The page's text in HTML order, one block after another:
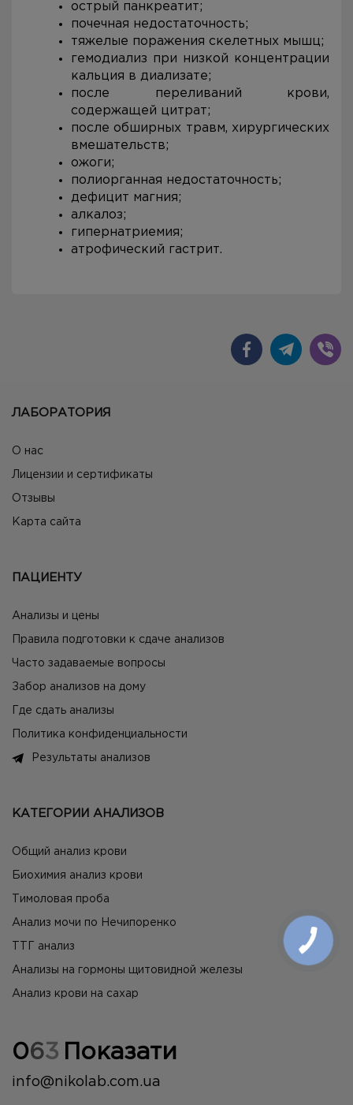
острый панкреатит;
почечная недостаточность;
тяжелые поражения скелетных мышц;
гемодиализ при низкой концентрации
кальция в диализате;
после переливаний крови,
содержащей цитрат;
после обширных травм, хирургических
вмешательств;
ожоги;
полиорганная недостаточность;
дефицит магния;
алкалоз;
гипернатриемия;
атрофический гастрит.
ЛАБОРАТОРИЯ
О нас
Лицензии и сертификаты
Отзывы
Карта сайта
ПАЦИЕНТУ
Анализы и цены
Правила подготовки к сдаче анализов
Часто задаваемые вопросы
Забор анализов на дому
Где сдать анализы
Политика конфиденциальности
Результаты анализов
КАТЕГОРИИ АНАЛИЗОВ
Общий анализ крови
Биохимия анализ крови
Тимоловая проба
Анализ мочи по Нечипоренко
ТТГ анализ
Анализы на гормоны щитовидной железы
Анализ крови на сахар
063 Показати
info@nikolab.com.ua